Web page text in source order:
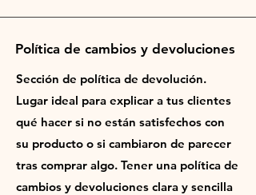
Política de cambios y devoluciones
Sección de política de devolución.
Lugar ideal para explicar a tus clientes
qué hacer si no están satisfechos con
su producto o si cambiaron de parecer
tras comprar algo. Tener una política de
cambios y devoluciones clara y sencilla